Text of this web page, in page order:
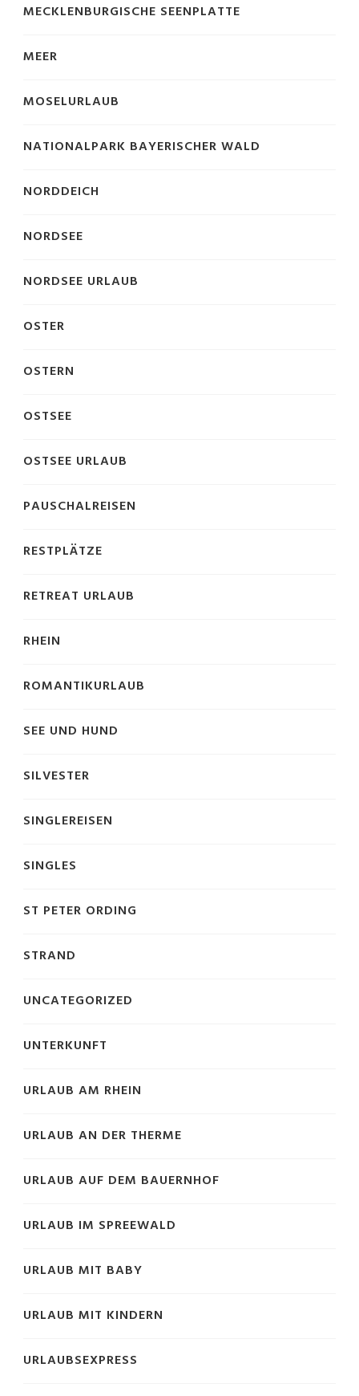
MECKLENBURGISCHE SEENPLATTE
MEER
MOSELURLAUB
NATIONALPARK BAYERISCHER WALD
NORDDEICH
NORDSEE
NORDSEE URLAUB
OSTER
OSTERN
OSTSEE
OSTSEE URLAUB
PAUSCHALREISEN
RESTPLÄTZE
RETREAT URLAUB
RHEIN
ROMANTIKURLAUB
SEE UND HUND
SILVESTER
SINGLEREISEN
SINGLES
ST PETER ORDING
STRAND
UNCATEGORIZED
UNTERKUNFT
URLAUB AM RHEIN
URLAUB AN DER THERME
URLAUB AUF DEM BAUERNHOF
URLAUB IM SPREEWALD
URLAUB MIT BABY
URLAUB MIT KINDERN
URLAUBSEXPRESS